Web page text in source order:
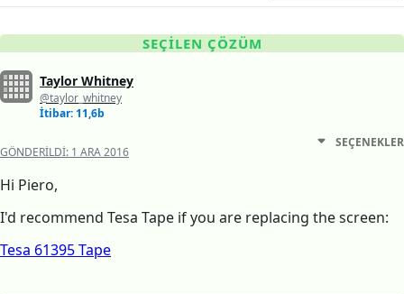
SEÇILEN ÇÖZÜM
Taylor Whitney
@taylor_whitney
İtibar: 11,6b
GÖNDERILDI: 1 ARA 2016
SEÇENEKLER
Hi Piero,
I'd recommend Tesa Tape if you are replacing the screen:
Tesa 61395 Tape